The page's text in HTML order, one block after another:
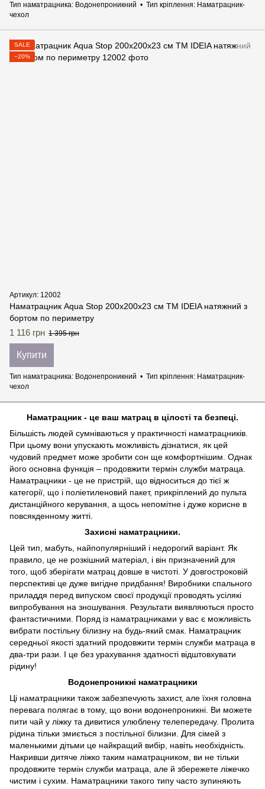
Наматрацник - це ваш матрац в цілості та безпеці.
Більшість людей сумніваються у практичності наматрацників.
При цьому вони упускають можливість дізнатися, як цей
чудовий предмет може зробити сон ще комфортнішим. Однак
його основна функція – продовжити термін служби матраца.
Наматрацники - це не пристрій, що відноситься до тієї ж
категорії, що і поліетиленовий пакет, прикріплений до пульта
дистанційного керування, а щось непомітне і дуже корисне в
повсякденному житті.
Захисні наматрацники.
Цей тип, мабуть, найпопулярніший і недорогий варіант. Як
правило, це не розкішний матеріал, і він призначений для
того, щоб зберігати матрац довше в чистоті. У довгостроковій
перспективі це дуже вигідне придбання! Виробники спального
приладдя перед випуском своєї продукції проводять усілякі
випробування на зношування. Результати виявляються просто
фантастичними. Поряд із наматрацниками у вас є можливість
вибрати постільну білизну на будь-який смак. Наматрацник
середньої якості здатний продовжити термін служби матраца в
два-три рази. І це без урахування здатності відштовхувати
рідину!
Водонепроникні наматрацники
Ці наматрацники також забезпечують захист, але їхня головна
перевага полягає в тому, що вони водонепроникні. Ви можете
пити чай у ліжку та дивитися улюблену телепередачу. Пролита
рідина тільки змиється з постільної білизни. Для сімей з
маленькими дітьми це найкращий вибір, навіть необхідність.
Накривши дитяче ліжко таким наматрацником, ви не тільки
продовжите термін служби матраца, але й збережете ліжечко
чистим і сухим. Наматрацники такого типу часто зупиняють
Тип наматрацника Водонепроникний Тип кріплення
Наматрацник-
чехол
SALE
−20%
Артикул: 12002
Наматрацник Aqua Stop 200х200х23 см TM IDEIA натяжний з
бортом по периметру
1 116 грн 1 395 грн
Купити
Тип наматрацника Водонепроникний Тип кріплення
Наматрацник-
чехол